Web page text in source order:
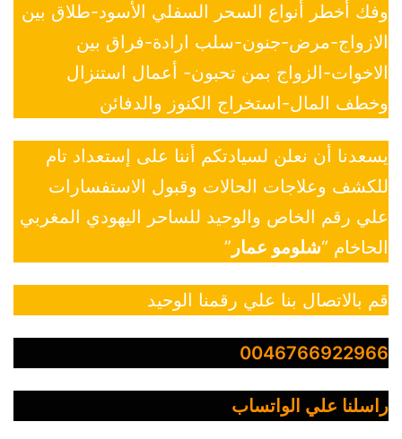
وفك أخطر أنواع السحر السفلي الأسود-طلاق بين
الازواج-مرض-جنون-سلب ارادة-فراق بين
الاخوات-الزواج بمن تحبون- أعمال استنزال
وخطف المال-استخراج الكنوز والدفائن
يسعدنا أن نعلن لسيادتكم أننا على إستعداد تام
للكشف وعلاجات الحالات وقبول الاستفسارات
علي رقم الخاص والوحيد للساحر اليهودي المغربي
الحاخام “شلومو عمار ”
قم بالاتصال بنا علي رقمنا الوحيد
0046766922966
راسلنا علي الواتساب